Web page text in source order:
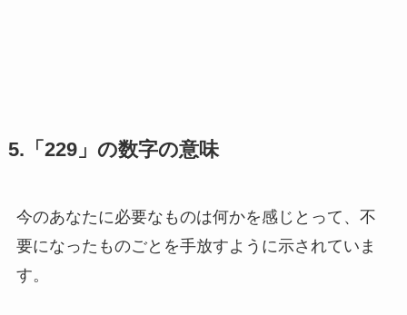
5.「229」の数字の意味
今のあなたに必要なものは何かを感じとって、不
要になったものごとを手放すように示されていま
す。